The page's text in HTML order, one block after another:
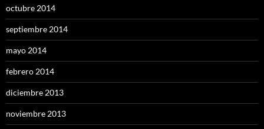
octubre 2014
septiembre 2014
mayo 2014
febrero 2014
diciembre 2013
noviembre 2013